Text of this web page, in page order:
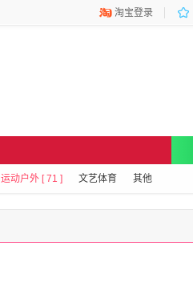
 淘宝登录 
运动户外 [ 71 ] 文艺体育 其他